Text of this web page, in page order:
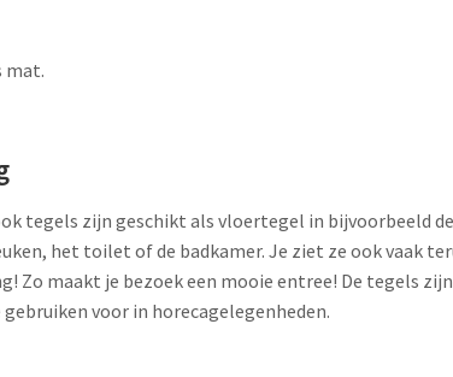
mat.
tegels zijn geschikt als vloertegel in bijvoorbeeld de
het toilet of de badkamer. Je ziet ze ook vaak
Zo maakt je bezoek een mooie entree! De tegels
voor in horecagelegenheden.